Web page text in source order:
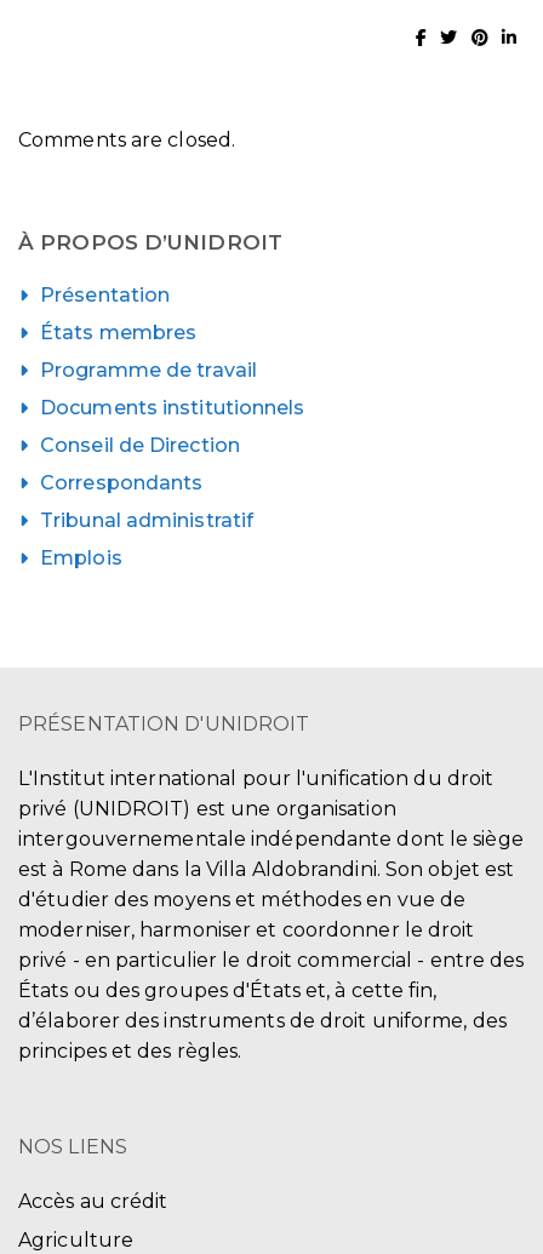
Comments are closed.
À PROPOS D’UNIDROIT
Présentation
États membres
Programme de travail
Documents institutionnels
Conseil de Direction
Correspondants
Tribunal administratif
Emplois
PRÉSENTATION D'UNIDROIT
L'Institut international pour l'unification du droit
privé (UNIDROIT) est une organisation
intergouvernementale indépendante dont le siège
est à Rome dans la Villa Aldobrandini. Son objet est
d'étudier des moyens et méthodes en vue de
moderniser, harmoniser et coordonner le droit
privé - en particulier le droit commercial - entre des
États ou des groupes d'États et, à cette fin,
d’élaborer des instruments de droit uniforme, des
principes et des règles.
NOS LIENS
Accès au crédit
Agriculture